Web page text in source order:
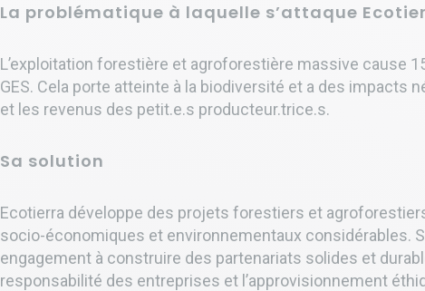
La problématique à laquelle s’attaque
L’exploitation forestière et agroforestière massive cause
GES. Cela porte atteinte à la biodiversité et a des impacts
et les revenus des petit.e.s producteur.trice.s.
Sa solution
Ecotierra développe des projets forestiers et
socio-économiques et environnementaux considérables.
engagement à construire des partenariats solides et
responsabilité des entreprises et l’approvisionnement